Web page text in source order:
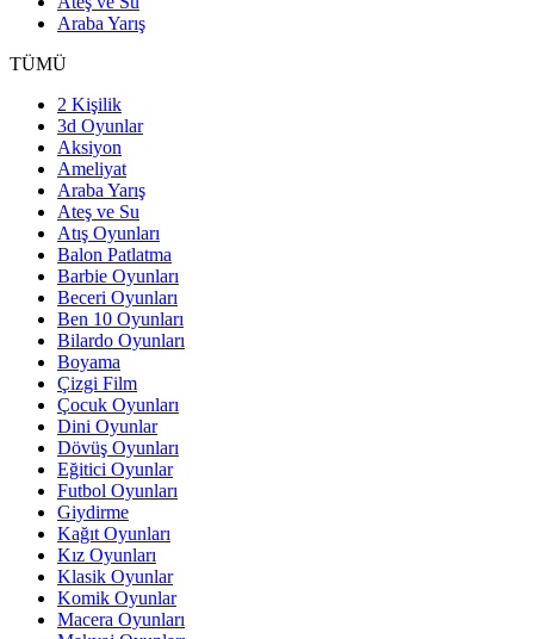
Araba Yarış
TÜMÜ
2 Kişilik
3d Oyunlar
Aksiyon
Ameliyat
Araba Yarış
Ateş ve Su
Atış Oyunları
Balon Patlatma
Barbie Oyunları
Beceri Oyunları
Ben 10 Oyunları
Bilardo Oyunları
Boyama
Çizgi Film
Çocuk Oyunları
Dini Oyunlar
Dövüş Oyunları
Eğitici Oyunlar
Futbol Oyunları
Giydirme
Kağıt Oyunları
Kız Oyunları
Klasik Oyunlar
Komik Oyunlar
Macera Oyunları